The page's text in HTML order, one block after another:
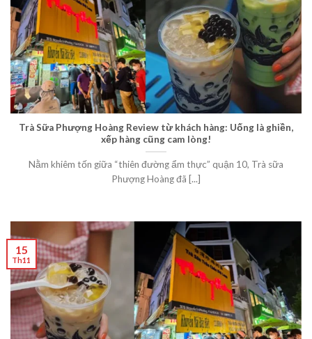
Trà Sữa Phượng Hoàng Review từ khách hàng: Uống là ghiền,
xếp hàng cũng cam lòng!
Nằm khiêm tốn giữa “thiên đường ẩm thực” quận 10, Trà sữa
Phượng Hoàng đã [...]
15
Th11